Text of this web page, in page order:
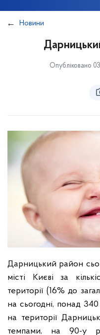
Новини
Опубліковано
Дарницький район
місті Києві за
території (16% до
на сьогодні, понад
на території
темпами, на 90-у